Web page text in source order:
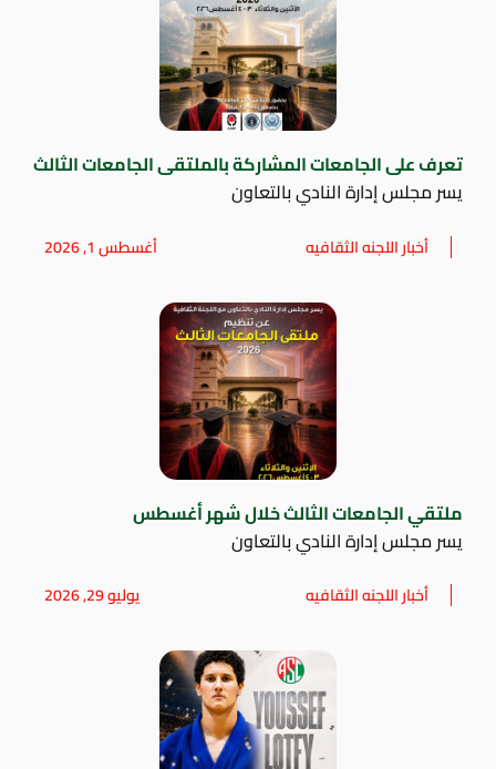
تعرف على الجامعات المشاركة بالملتقى الجامعات الثالث
يسر مجلس إدارة النادي بالتعاون
أخبار اللجنه الثقافيه أغسطس 1, 2026
ملتقي الجامعات الثالث خلال شهر أغسطس
يسر مجلس إدارة النادي بالتعاون
أخبار اللجنه الثقافيه يوليو 29, 2026